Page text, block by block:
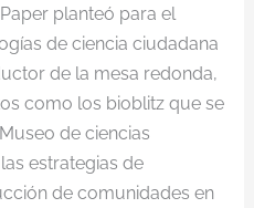
planteó para el
de ciencia ciudadana
de la mesa redonda,
como los bioblitz que se
de ciencias
estrategias de
de comunidades en